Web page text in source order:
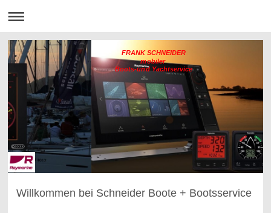
FRANK SCHNEIDER
mobiler
Boots-und Yachtservice
Willkommen bei Schneider Boote + Bootsservice